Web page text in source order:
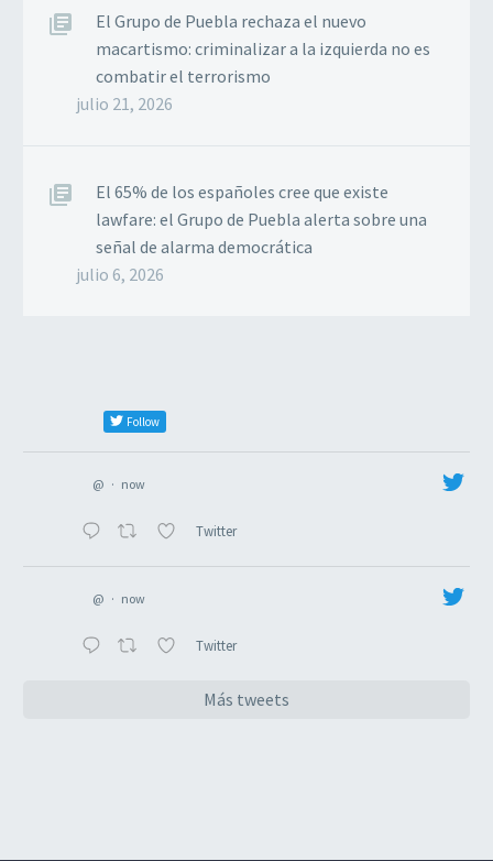
El Grupo de Puebla rechaza el nuevo
macartismo: criminalizar a la izquierda no es
combatir el terrorismo
julio 21, 2026
El 65% de los españoles cree que existe
lawfare: el Grupo de Puebla alerta sobre una
señal de alarma democrática
julio 6, 2026
Follow
@ · now
Twitter
@ · now
Twitter
Más tweets